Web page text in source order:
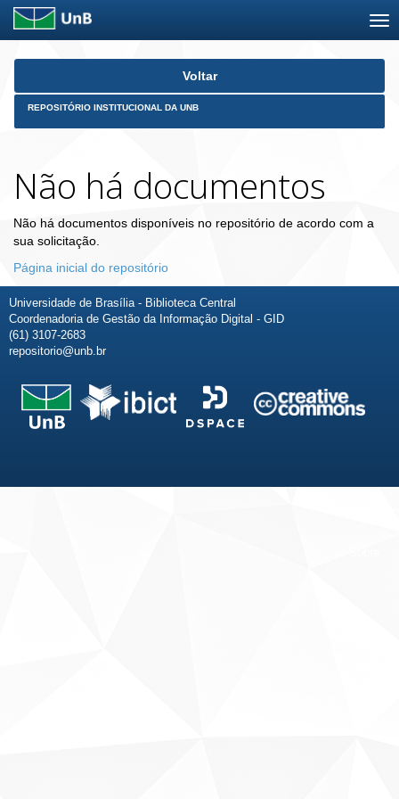
Skip
Voltar
REPOSITÓRIO INSTITUCIONAL DA UNB
Não há documentos
Não há documentos disponíveis no repositório de acordo com a
sua solicitação.
Página inicial do repositório
Universidade de Brasília - Biblioteca Central
Coordenadoria de Gestão da Informação Digital - GID
(61) 3107-2683
repositorio@unb.br